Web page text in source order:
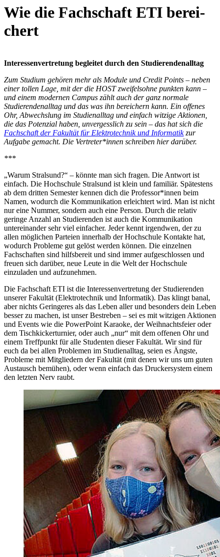
Wie die Fach­schaft ETI be­rei­
chert
Interessenvertretung begleitet durch den Studierendenalltag
Zum Studium gehören mehr als Module und Credit Points – neben
einer tollen Lage, mit der die HOST zweifelsohne punkten kann –
und einem modernen Campus zählt auch der ganz normale
Studierendenalltag und das was ihn bereichern kann. Ein offenes
Ohr, Abwechslung im Studienalltag und einfach witzige Aktionen,
die das Potenzial haben, unvergesslich zu sein – das hat sich die
Fachschaft der Fakultät für Elektrotechnik und Informatikzur
Aufgabe gemacht. Die Vertreter*innen schreiben hier darüber.
***
„Warum Stralsund?“ – könnte man sich fragen. Die Antwort ist
einfach. Die Hochschule Stralsund ist klein und familiär. Spätestens
ab dem dritten Semester kennen dich die Professor*innen beim
Namen, wodurch die Kommunikation erleichtert wird. Man ist nicht
nur eine Nummer, sondern auch eine Person. Durch die relativ
geringe Anzahl an Studierenden ist auch die Kommunikation
untereinander sehr viel einfacher. Jeder kennt irgendwen, der zu
allen möglichen Parteien innerhalb der Hochschule Kontakte hat,
wodurch Probleme gut gelöst werden können. Die einzelnen
Fachschaften sind hilfsbereit und sind immer aufgeschlossen und
freuen sich darüber, neue Leute in die Welt der Hochschule
einzuladen und aufzunehmen.
Die Fachschaft ETI ist die Interessenvertretung der Studierenden
unserer Fakultät (Elektrotechnik und Informatik). Das klingt banal,
aber nichts Geringeres als das Leben aller und besonders dein Leben
besser zu machen, ist unser Bestreben – sei es mit witzigen Aktionen
und Events wie die PowerPoint Karaoke, der Weihnachtsfeier oder
dem Tischkickerturnier, oder auch „nur“ mit dem offenen Ohr und
einem Treffpunkt für alle Studenten dieser Fakultät. Wir sind für
euch da bei allen Problemen im Studienalltag, seien es Ängste,
Probleme mit Mitgliedern der Fakultät (mit denen wir uns um guten
Austausch bemühen), oder wenn einfach das Druckersystem einem
den letzten Nerv raubt.